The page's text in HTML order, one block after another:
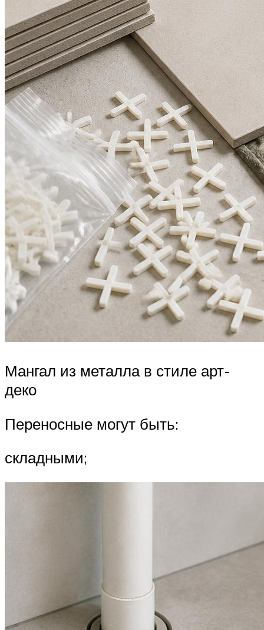
Мангал из металла в стиле арт-
деко
Переносные могут быть:
складными;